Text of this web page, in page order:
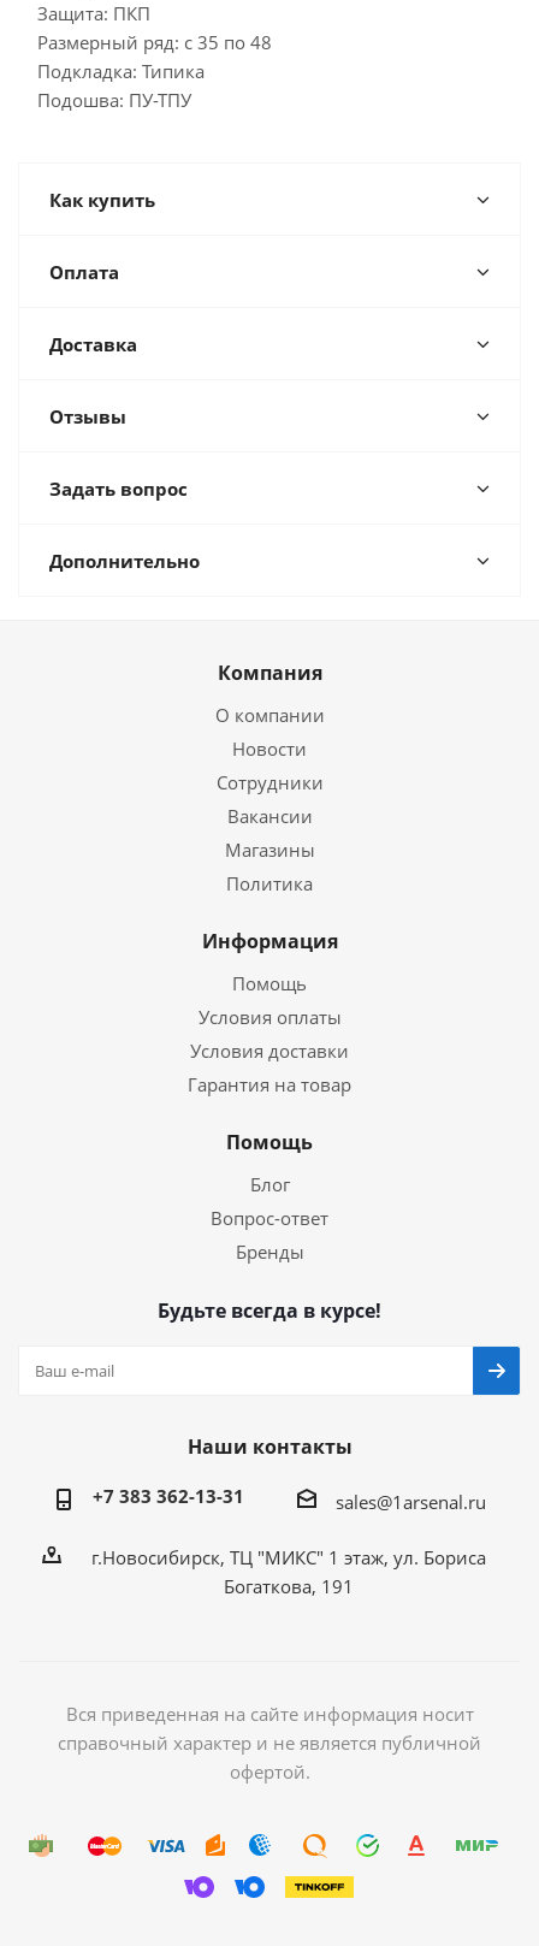
Защита: ПКП
Размерный ряд: с 35 по 48
Подкладка: Типика
Подошва: ПУ-ТПУ
Как купить
Оплата
Доставка
Отзывы
Задать вопрос
Дополнительно
Компания
О компании
Новости
Сотрудники
Вакансии
Магазины
Политика
Информация
Помощь
Условия оплаты
Условия доставки
Гарантия на товар
Помощь
Блог
Вопрос-ответ
Бренды
Будьте всегда в курсе!
Наши контакты
+7 383 362-13-31 sales@1arsenal.ru
г.Новосибирск, ТЦ "МИКС" 1 этаж, ул. Бориса
Богаткова, 191
Вся приведенная на сайте информация носит
справочный характер и не является публичной
офертой.